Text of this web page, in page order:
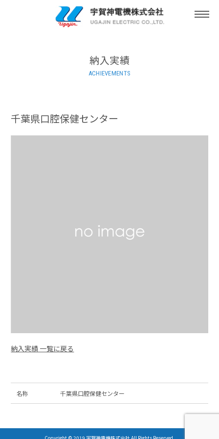
納入実績
ACHIEVEMENTS
千葉県口腔保健センター
納入実績 一覧に戻る
名称 千葉県口腔保健センター